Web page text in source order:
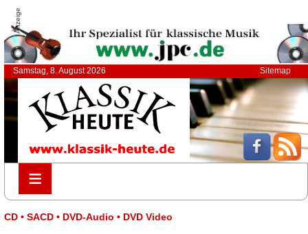
Anzeige
Samstag, 8. August 2026 Sitemap
≡
≡
CD • SACD • DVD-Audio • DVD Video